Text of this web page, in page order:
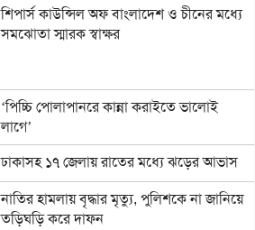
শিপার্স কাউন্সিল অফ বাংলাদেশ ও চীনের মধ্যে
সমঝোতা স্মারক স্বাক্ষর
‘পিচ্চি পোলাপানরে কান্না করাইতে ভালোই
লাগে’
ঢাকাসহ ১৭ জেলায় রাতের মধ্যে ঝড়ের আভাস
নাতির হামলায় বৃদ্ধার মৃত্যু, পুলিশকে না জানিয়ে
তড়িঘড়ি করে দাফন